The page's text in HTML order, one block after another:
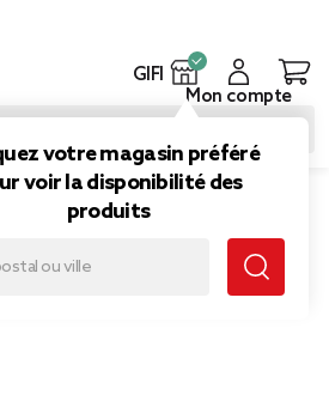
GIFI
votre magasin préféré
voir la disponibilité des
produits
Mon compte
bureau
x10